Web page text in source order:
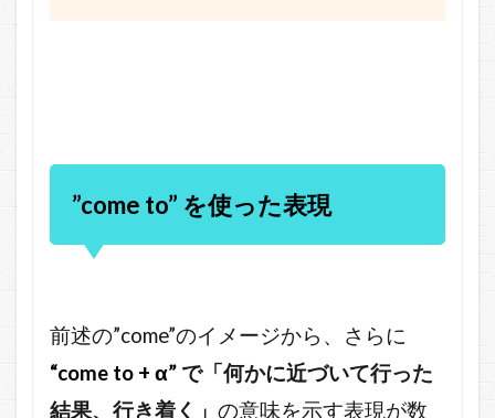
”come to” を使った表現
前述の”come”のイメージから、さらに
“come to + α” で「何かに近づいて行った
結果、行き着く」 の意味を示す表現が数